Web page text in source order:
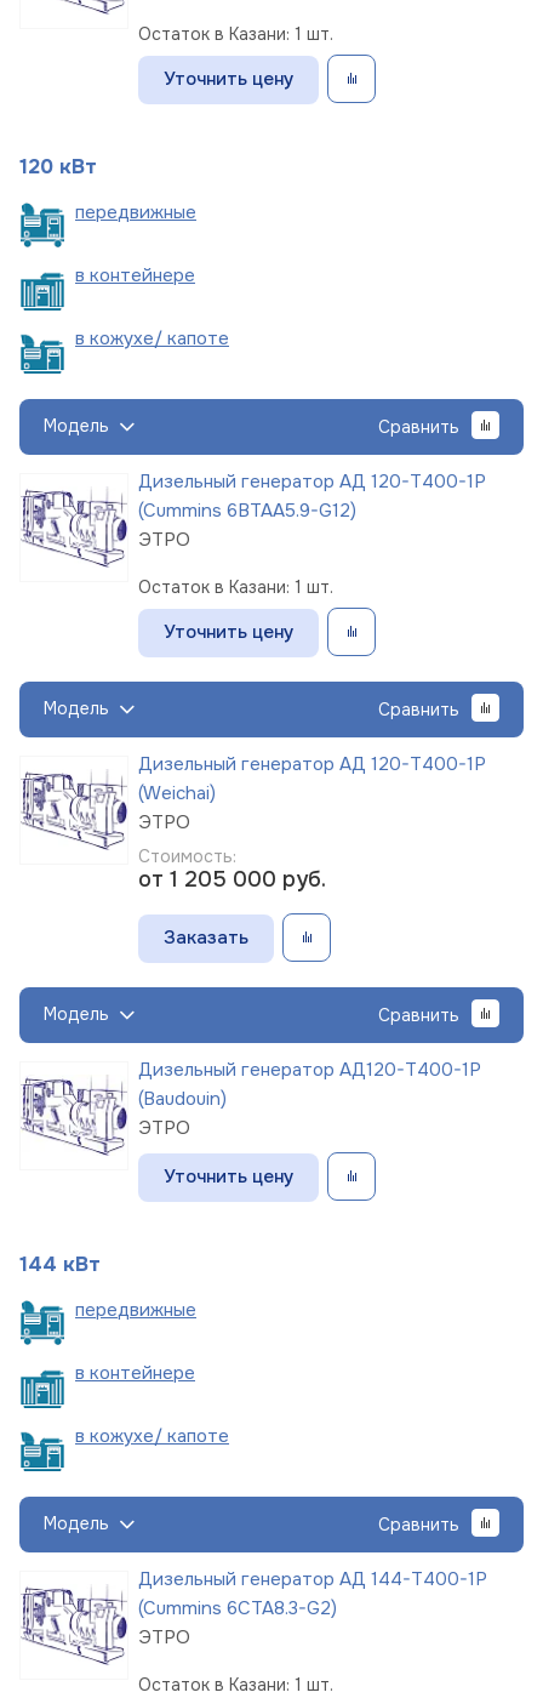
Остаток в Казани: 1 шт.
Уточнить цену
120 кВт
передвижные
в контейнере
в кожухе/ капоте
Модель Сравнить
Дизельный генератор АД 120-Т400-1Р
(Cummins 6BTAA5.9-G12)
ЭТРО
Остаток в Казани: 1 шт.
Уточнить цену
Модель Сравнить
Дизельный генератор АД 120-Т400-1Р
(Weichai)
ЭТРО
Стоимость:
от 1 205 000 руб.
Заказать
Модель Сравнить
Дизельный генератор АД120-Т400-1Р
(Baudouin)
ЭТРО
Уточнить цену
144 кВт
передвижные
в контейнере
в кожухе/ капоте
Модель Сравнить
Дизельный генератор АД 144-Т400-1Р
(Cummins 6CTA8.3-G2)
ЭТРО
Остаток в Казани: 1 шт.